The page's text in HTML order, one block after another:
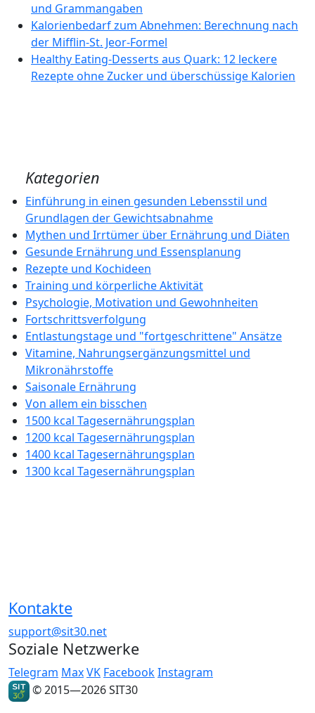
und Grammangaben
Kalorienbedarf zum Abnehmen: Berechnung nach
der Mifflin-St. Jeor-Formel
Healthy Eating-Desserts aus Quark: 12 leckere
Rezepte ohne Zucker und überschüssige Kalorien
Kategorien
Einführung in einen gesunden Lebensstil und
Grundlagen der Gewichtsabnahme
Mythen und Irrtümer über Ernährung und Diäten
Gesunde Ernährung und Essensplanung
Rezepte und Kochideen
Training und körperliche Aktivität
Psychologie, Motivation und Gewohnheiten
Fortschrittsverfolgung
Entlastungstage und "fortgeschrittene" Ansätze
Vitamine, Nahrungsergänzungsmittel und
Mikronährstoffe
Saisonale Ernährung
Von allem ein bisschen
1500 kcal Tagesernährungsplan
1200 kcal Tagesernährungsplan
1400 kcal Tagesernährungsplan
1300 kcal Tagesernährungsplan
Kontakte
support@sit30.net
Soziale Netzwerke
Telegram MaxVK FacebookInstagram
© 2015—2026 SIT30